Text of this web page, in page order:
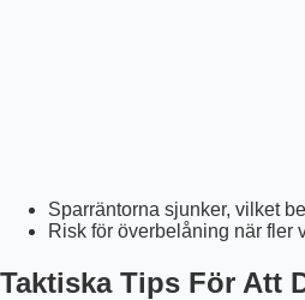
Sparräntorna sjunker, vilket
Risk för överbelåning när fler
Taktiska Tips För Att